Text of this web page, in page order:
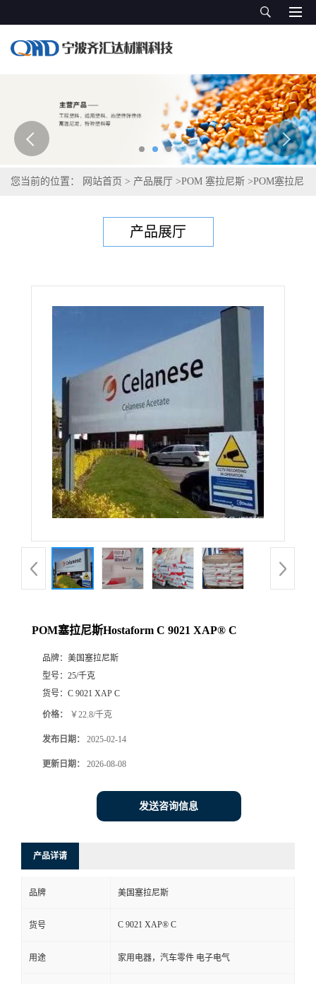
您当前的位置： 网站首页 > 产品展厅 >POM 塞拉尼斯 >POM塞拉尼
产品展厅
POM塞拉尼斯Hostaform C 9021 XAP® C
品牌： 美国塞拉尼斯
型号： 25/千克
货号： C 9021 XAP C
价格： ￥22.8/千克
发布日期： 2025-02-14
更新日期： 2026-08-08
发送咨询信息
产品详请
品牌 美国塞拉尼斯
货号 C 9021 XAP® C
用途 家用电器，汽车零件 电子电气